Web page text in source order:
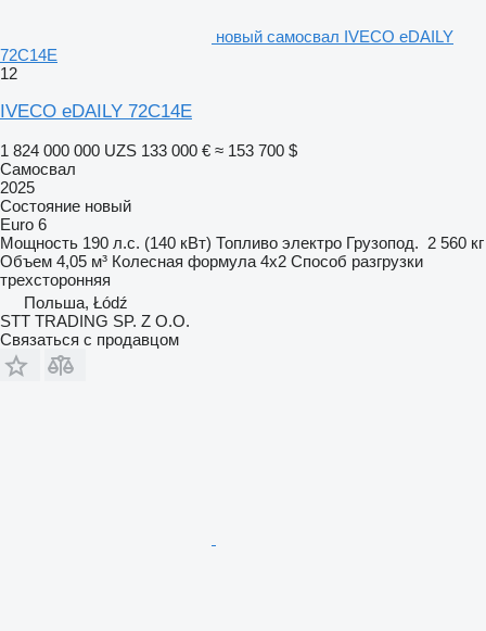
новый самосвал IVECO eDAILY
72C14E
12
IVECO eDAILY 72C14E
1 824 000 000 UZS 133 000 € ≈ 153 700 $
Самосвал
2025
Состояние новый
Euro 6
Мощность 190 л.с. (140 кВт) Топливо электро Грузопод. 2 560 кг
Объем 4,05 м³ Колесная формула 4x2 Способ разгрузки
трехсторонняя
Польша, Łódź
STT TRADING SP. Z O.O.
Связаться с продавцом